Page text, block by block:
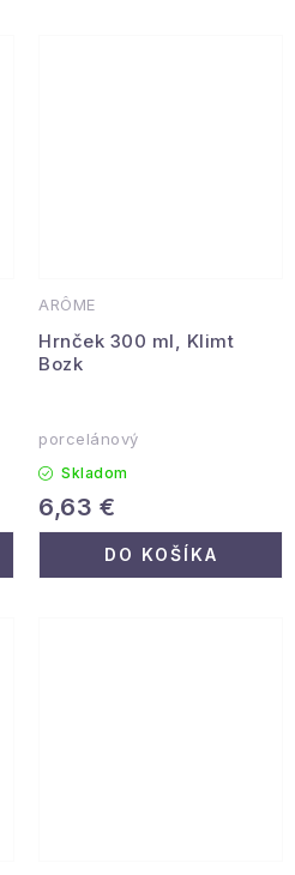
ARÔME
Hrnček 300 ml, Klimt
Bozk
porcelánový
Skladom
6,63 €
DO KOŠÍKA